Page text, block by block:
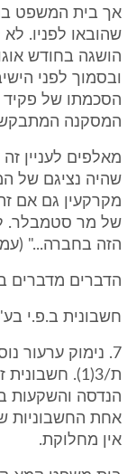
אך בית המשפט
שהובאו לפניו.
ובסמוך לפני
הסכמתו של פקיד
המסקנה
מקרקעין גם אם
של מר סטמבלר.
הזה בחברה..." (עמ' 72, הדגשה שלי - ז'
הדברים מדברים
חשבונית ב.פ.י
7. נימוק ערעור
ת/3(1).
אחת החשבוניות
אין מחלוקת.